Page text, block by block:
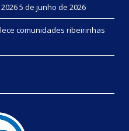
5 de junho de 2026
comunidades ribeirinhas